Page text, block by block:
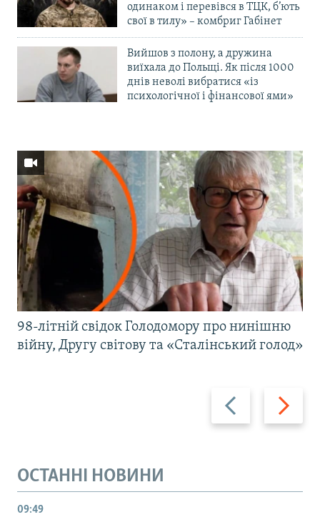
одинаком і перевівся в ТЦК, б’ють
свої в тилу» – комбриг Габінет
Вийшов з полону, а дружина
виїхала до Польщі. Як після 1000
днів неволі вибратися «із
психологічної і фінансової ями»
Назад Вперед
98-літній свідок Голодомору про нинішню
війну, Другу світову та «Сталінський голод»
ОСТАННІ НОВИНИ
09:49